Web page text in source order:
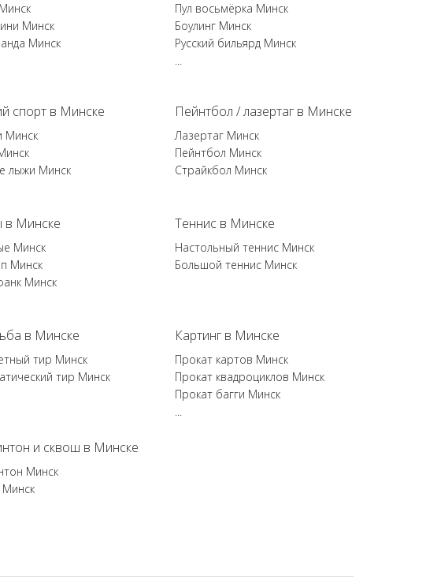
Минск
Минск
Пул восьмёрка Минск
Боулинг Минск
Русский бильярд Минск
...
спорт в Минске
Минск
лыжи Минск
Пейнтбол / лазертаг в Минске
Лазертаг Минск
Пейнтбол Минск
Страйкбол Минск
в Минске
Минск
Минск
Минск
Теннис в Минске
Настольный теннис Минск
Большой теннис Минск
в Минске
тир Минск
тир Минск
Картинг в Минске
Прокат картов Минск
Прокат квадроциклов Минск
Прокат багги Минск
...
и сквош в Минске
Минск